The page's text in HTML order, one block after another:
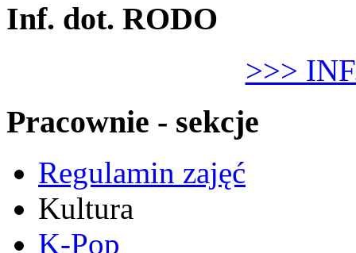
Inf. dot. RODO
>>>
Pracownie - sekcje
Regulamin zajęć
Kultura
K-Pop